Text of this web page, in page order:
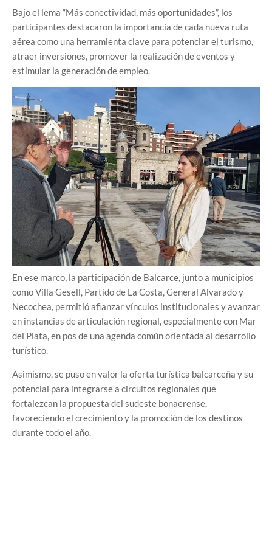
Bajo el lema “Más conectividad, más oportunidades”, los
participantes destacaron la importancia de cada nueva ruta
aérea como una herramienta clave para potenciar el turismo,
atraer inversiones, promover la realización de eventos y
estimular la generación de empleo.
En ese marco, la participación de Balcarce, junto a municipios
como Villa Gesell, Partido de La Costa, General Alvarado y
Necochea, permitió afianzar vínculos institucionales y avanzar
en instancias de articulación regional, especialmente con Mar
del Plata, en pos de una agenda común orientada al desarrollo
turístico.
Asimismo, se puso en valor la oferta turística balcarceña y su
potencial para integrarse a circuitos regionales que
fortalezcan la propuesta del sudeste bonaerense,
favoreciendo el crecimiento y la promoción de los destinos
durante todo el año.